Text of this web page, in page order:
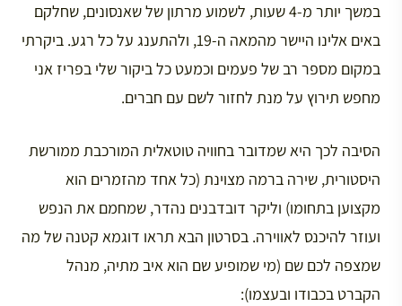
במשך יותר מ-4 שעות, לשמוע מרתון של שאנסונים, שחלקם
באים אלינו היישר מהמאה ה-19, ולהתענג על כל רגע. ביקרתי
במקום מספר רב של פעמים וכמעט כל ביקור שלי בפריז אני
מחפש תירוץ על מנת לחזור לשם עם חברים.
הסיבה לכך היא שמדובר בחוויה טוטאלית המורכבת ממורשת
היסטורית, שירה ברמה מצוינת (כל אחד מהזמרים הוא
מקצוען בתחומו) וליקר דובדבנים נהדר, שמחמם את הנפש
ועוזר להיכנס לאווירה. בסרטון הבא תראו דוגמא קטנה של מה
שמצפה לכם שם (מי שמופיע שם הוא איב מתיה, מנהל
הקברט בכבודו ובעצמו):